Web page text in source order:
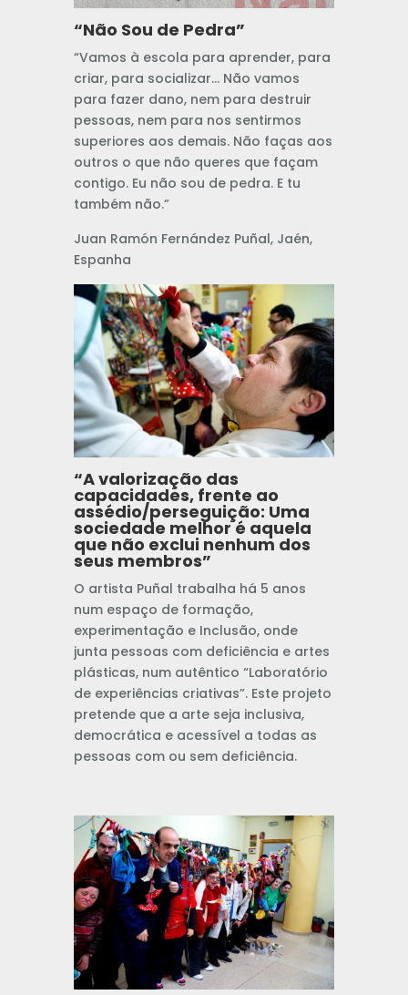
“Não Sou de Pedra”
“Vamos à escola para aprender, para
criar, para socializar… Não vamos
para fazer dano, nem para destruir
pessoas, nem para nos sentirmos
superiores aos demais. Não faças aos
outros o que não queres que façam
contigo. Eu não sou de pedra. E tu
também não.”
Juan Ramón Fernández Puñal, Jaén,
Espanha
“A valorização das
capacidades, frente ao
assédio/perseguição: Uma
sociedade melhor é aquela
que não exclui nenhum dos
seus membros”
O artista Puñal trabalha há 5 anos
num espaço de formação,
experimentação e Inclusão, onde
junta pessoas com deficiência e artes
plásticas, num autêntico “Laboratório
de experiências criativas”. Este projeto
pretende que a arte seja inclusiva,
democrática e acessível a todas as
pessoas com ou sem deficiência.